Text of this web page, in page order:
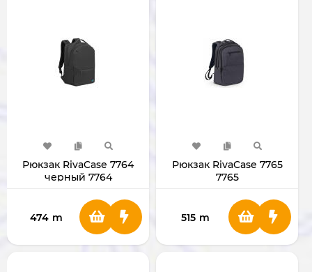
Рюкзак RivaCase 7764
черный 7764
474 m
Рюкзак RivaCase 7765
7765
515 m